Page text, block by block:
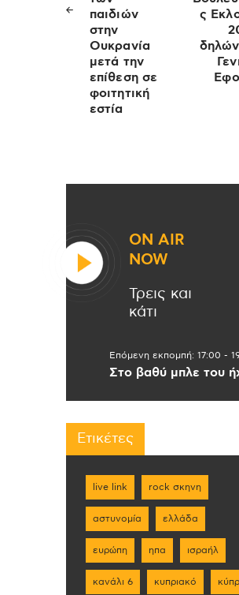
παιδιών
στην
Ουκρανία
μετά την
επίθεση σε
φοιτητική
εστία
ς
ON AIR
NOW
Τρεις και
κάτι
Επόμενη εκπομπή: 17:00 -
Στο βαθύ μπλε του
Ετικέτες
live link rock σκηνη
αστυνομία ελλάδα
ευρώπη ηπα ισραήλ
κανάλι 6 κυπριακό